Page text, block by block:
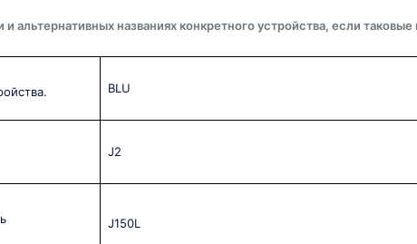
альтернативных названиях конкретного устройства, если
BLU
J2
J150L